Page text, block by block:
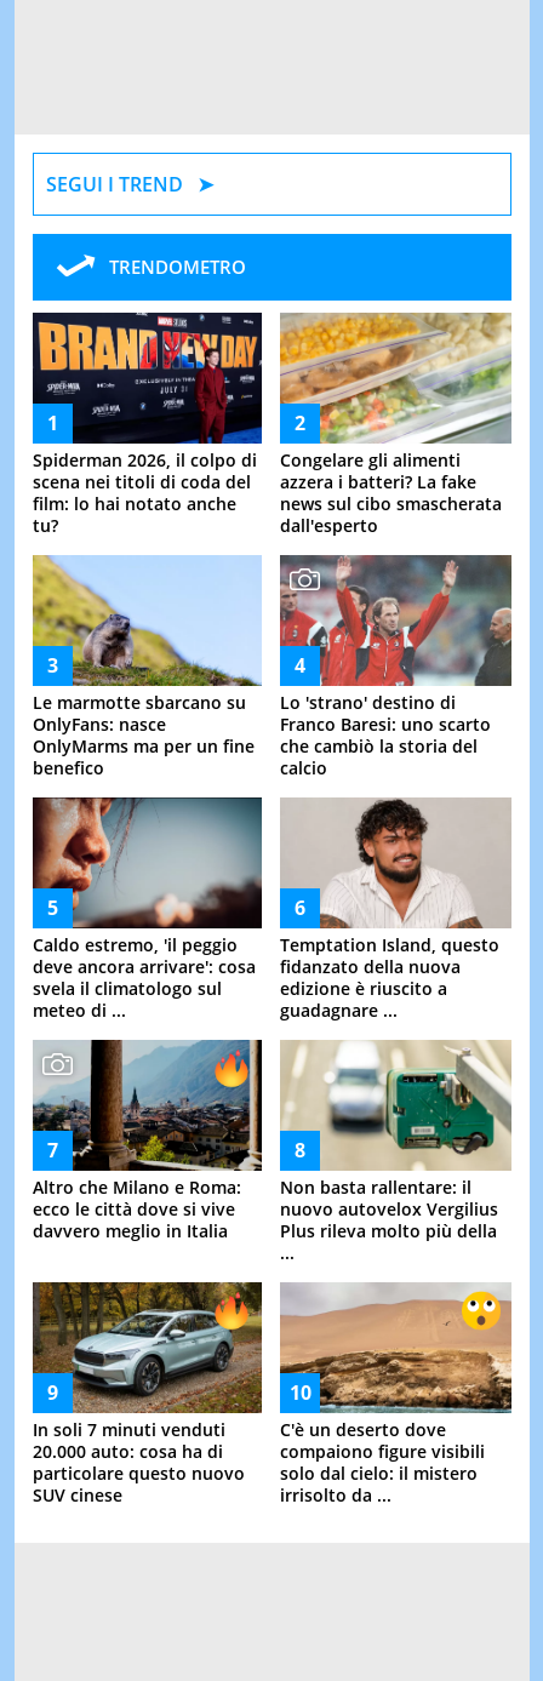
SEGUI I TREND
TRENDOMETRO
Spiderman 2026, il colpo di
scena nei titoli di coda del
film: lo hai notato anche
tu?
Congelare gli alimenti
azzera i batteri? La fake
news sul cibo smascherata
dall'esperto
Le marmotte sbarcano su
OnlyFans: nasce
OnlyMarms ma per un fine
benefico
Lo 'strano' destino di
Franco Baresi: uno scarto
che cambiò la storia del
calcio
Caldo estremo, 'il peggio
deve ancora arrivare': cosa
svela il climatologo sul
meteo di ...
Temptation Island, questo
fidanzato della nuova
edizione è riuscito a
guadagnare ...
Altro che Milano e Roma:
ecco le città dove si vive
davvero meglio in Italia
Non basta rallentare: il
nuovo autovelox Vergilius
Plus rileva molto più della
...
In soli 7 minuti venduti
20.000 auto: cosa ha di
particolare questo nuovo
SUV cinese
C'è un deserto dove
compaiono figure visibili
solo dal cielo: il mistero
irrisolto da ...